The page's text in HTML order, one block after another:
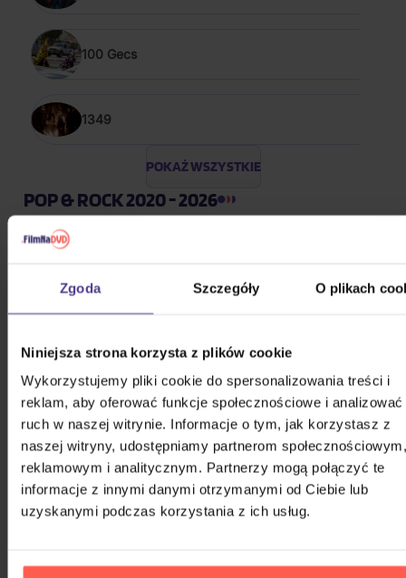
Zgoda Szczegóły O plikach
Niniejsza strona korzysta z plików cookie
Wykorzystujemy pliki cookie do spersonalizowania treści i
reklam, aby oferować funkcje społecznościowe i analizować
ruch w naszej witrynie. Informacje o tym, jak korzystasz z
naszej witryny, udostępniamy partnerom społecznościowym,
reklamowym i analitycznym. Partnerzy mogą połączyć te
informacje z innymi danymi otrzymanymi od Ciebie lub
uzyskanymi podczas korzystania z ich usług.
100 Gecs
1349
POKAŻ WSZYSTKIE
POP & ROCK 2020 - 2026
Gott Karel: Snění o Vánocích
3CD
Na magazynie 75,10 zł
Harlej: Best Of 30 let (2006 -